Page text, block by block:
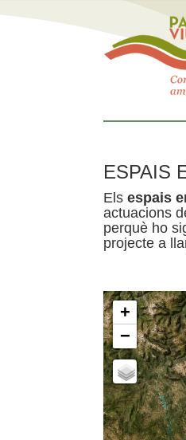
ESPAIS
Els espais
actuacions
perquè ho
projecte a
+
−